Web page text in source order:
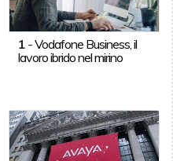
1 -Vodafone Business, il
lavoro ibrido nel mirino